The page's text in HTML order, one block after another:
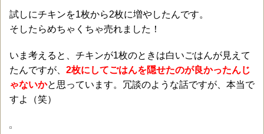
試しにチキンを1枚から2枚に増やしたんです。
そしたらめちゃくちゃ売れました！
いま考えると、チキンが1枚のときは白いごはんが見えて
たんですが、 2枚にしてごはんを隠せたのが良かったんじ
ゃないかと思っています。冗談のような話ですが、本当で
すよ（笑）